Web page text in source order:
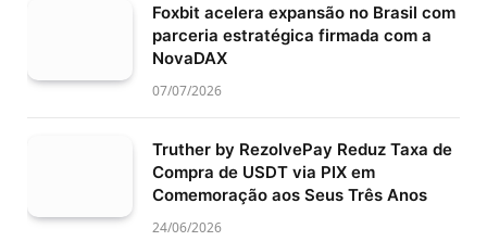
Foxbit acelera expansão no Brasil com
parceria estratégica firmada com a
NovaDAX
07/07/2026
Truther by RezolvePay Reduz Taxa de
Compra de USDT via PIX em
Comemoração aos Seus Três Anos
24/06/2026